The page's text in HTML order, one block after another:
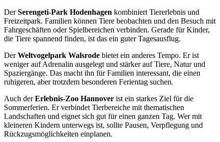
DerSerengeti-Park Hodenhagen kombiniert Tiererlebnis und
Freizeitpark. Familien können Tiere beobachten und den Besuch mit
Fahrgeschäften oder Spielbereichen verbinden. Gerade für Kinder,
die Tiere spannend finden, ist das ein guter Tagesausflug.
DerWeltvogelpark Walsrode bietet ein anderes Tempo. Er ist
weniger auf Adrenalin ausgelegt und stärker auf Tiere, Natur und
Spaziergänge. Das macht ihn für Familien interessant, die einen
ruhigeren, aber trotzdem besonderen Ferientag suchen.
Auch derErlebnis-Zoo Hannover ist ein starkes Ziel für die
Sommerferien. Er verbindet Tierbereiche mit thematischen
Landschaften und eignet sich gut für einen ganzen Tag. Wer mit
kleineren Kindern unterwegs ist, sollte Pausen, Verpflegung und
Rückzugsmöglichkeiten einplanen.